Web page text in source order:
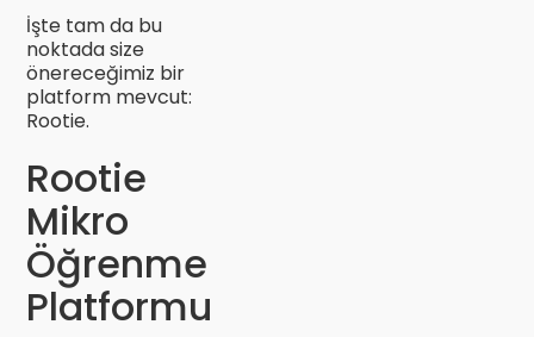
İşte tam da bu
noktada size
önereceğimiz bir
platform mevcut:
Rootie.
Rootie
Mikro
Öğrenme
Platformu